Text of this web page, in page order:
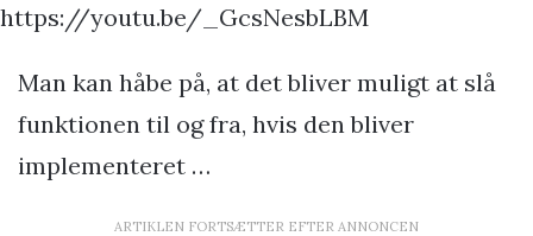
https://youtu.be/_GcsNesbLBM
Man kan håbe på, at det bliver muligt at slå
funktionen til og fra, hvis den bliver
implementeret …
ARTIKLEN FORTSÆTTER EFTER ANNONCEN